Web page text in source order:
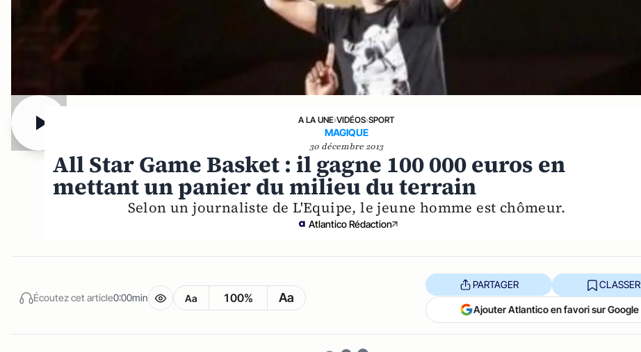
A LA UNE›VIDÉOS›SPORT
MAGIQUE
30 décembre 2013
All Star Game Basket : il gagne 100 000 euros en
mettant un panier du milieu du terrain
Selon un journaliste de L'Equipe, le jeune homme est chômeur.
Atlantico Rédaction
Écoutez cet article0:00min Aa 100% Aa
PARTAGER CLASSER
Ajouter Atlantico en favori sur Google